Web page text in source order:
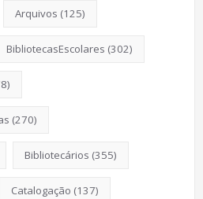
Arquivos (125)
BibliotecasEscolares (302)
(270)
Bibliotecários (355)
Catalogação (137)